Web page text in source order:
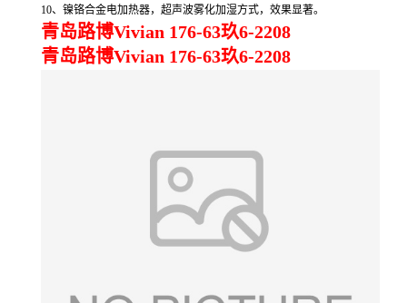
10、 镍铬合金电加热器， 超声波雾化加湿方式，效果显著。
青岛路博Vivian 176-63玖6-2208
青岛路博Vivian 176-63玖6-2208